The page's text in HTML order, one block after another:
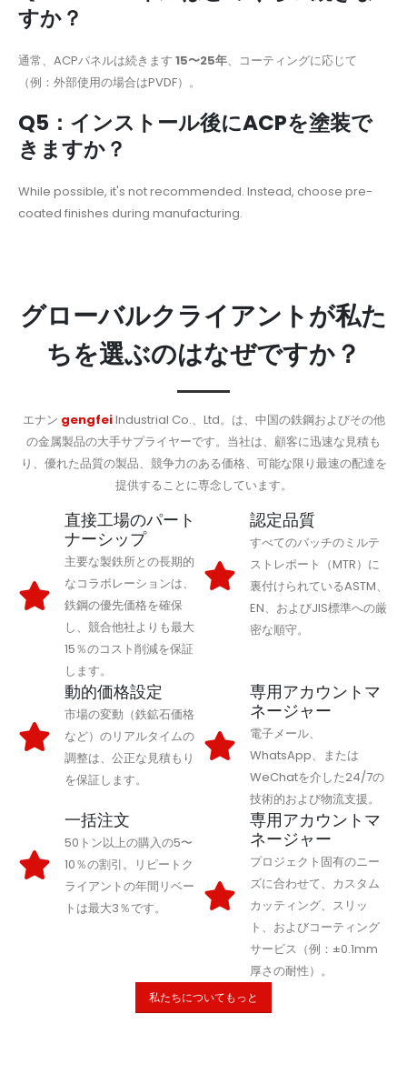
すか？
通常、ACPパネルは続きます 15〜25年、コーティングに応じて
（例：外部使用の場合はPVDF）。
Q5：インストール後にACPを塗装で
きますか？
While possible, it's not recommended. Instead, choose pre-
coated finishes during manufacturing.
グローバルクライアントが私た
ちを選ぶのはなぜですか？
エナン gengfeiIndustrial Co.、Ltd。は、中国の鉄鋼およびその他
の金属製品の大手サプライヤーです。当社は、顧客に迅速な見積も
り、優れた品質の製品、競争力のある価格、可能な限り最速の配達を
提供することに専念しています。
直接工場のパート
ナーシップ
主要な製鉄所との長期的
なコラボレーションは、
鉄鋼の優先価格を確保
し、競合他社よりも最大
15％のコスト削減を保証
します。
認定品質
すべてのバッチのミルテ
ストレポート（MTR）に
裏付けられているASTM、
EN、およびJIS標準への厳
密な順守。
動的価格設定
市場の変動（鉄鉱石価格
など）のリアルタイムの
調整は、公正な見積もり
を保証します。
専用アカウントマ
ネージャー
電子メール、
WhatsApp、または
WeChatを介した24/7の
技術的および物流支援。
一括注文
50トン以上の購入の5〜
10％の割引。リピートク
ライアントの年間リベー
トは最大3％です。
専用アカウントマ
ネージャー
プロジェクト固有のニー
ズに合わせて、カスタム
カッティング、スリッ
ト、およびコーティング
サービス（例：±0.1mm
厚さの耐性）。
私たちについてもっと